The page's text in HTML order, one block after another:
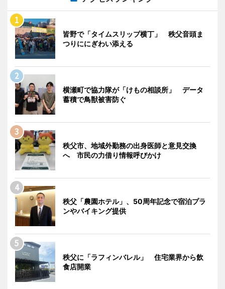
皆野で「タイムスリップ横丁」 秩父音頭ま
つりににぎわい添える
横瀬町で協力隊が「けもの相談所」 データ
蓄積で鳥獣被害防ぐ
秩父市、地域外勤務の出身医師と意見交換
へ 市民の力借り情報呼びかけ
秩父「農園ホテル」、50周年記念で宿泊プラ
ンやバイキング提供
秩父に「ラフィンバレル」 住宅業界から飲
食店開業